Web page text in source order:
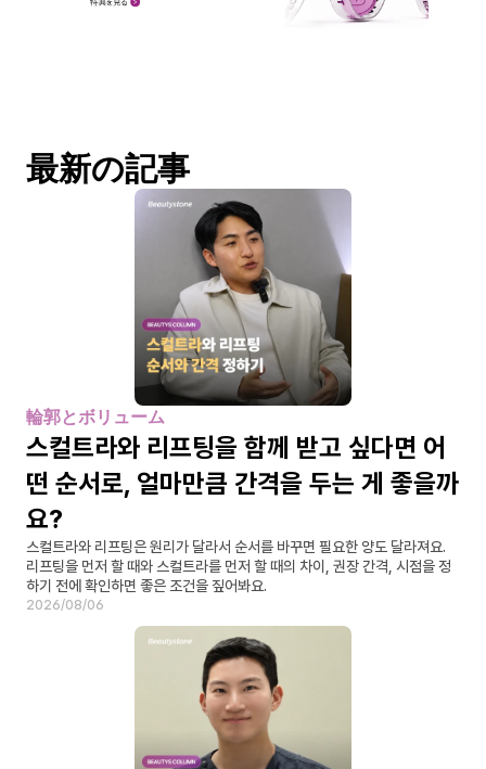
最新の記事
輪郭とボリューム
스컬트라와 리프팅을 함께 받고 싶다면 어
떤 순서로, 얼마만큼 간격을 두는 게 좋을까
요?
스컬트라와 리프팅은 원리가 달라서 순서를 바꾸면 필요한 양도 달라져요.
리프팅을 먼저 할 때와 스컬트라를 먼저 할 때의 차이, 권장 간격, 시점을 정
하기 전에 확인하면 좋은 조건을 짚어봐요.
2026/08/06